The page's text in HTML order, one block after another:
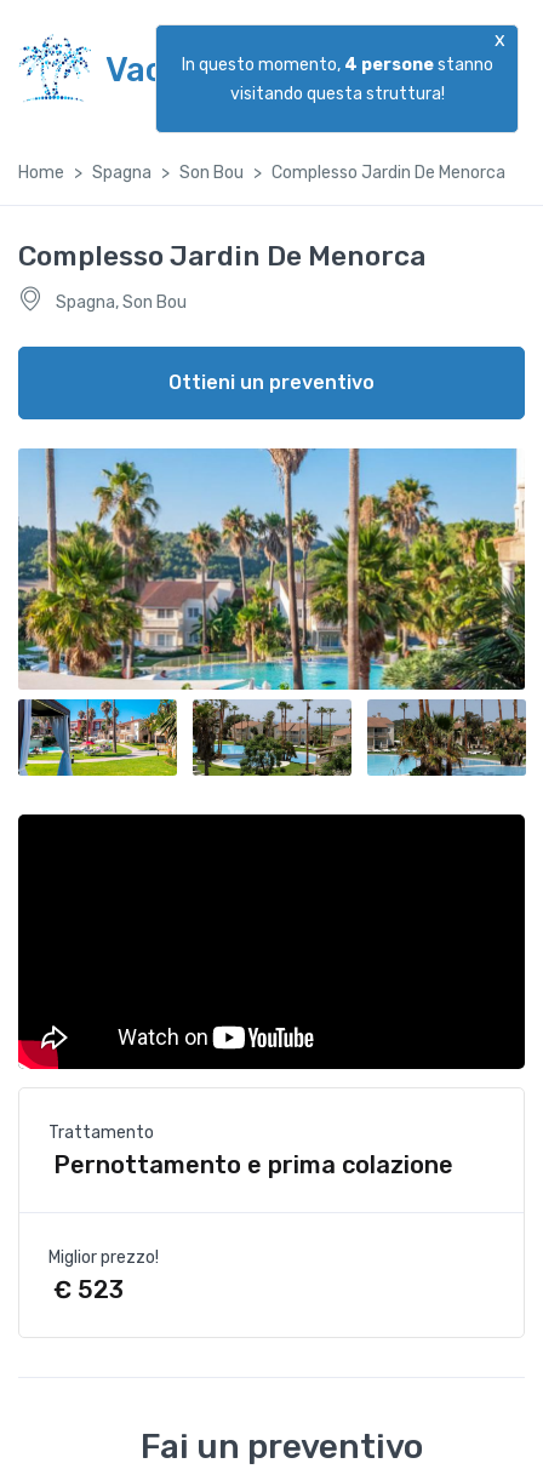
Vacanzeggiando
x
In questo momento, 4 personestanno
visitando questa struttura!
Home Spagna Son Bou Complesso Jardin De Menorca
Complesso Jardin De Menorca
Spagna, Son Bou
Ottieni un preventivo
Trattamento
Pernottamento e prima colazione
Miglior prezzo!
€ 523
Fai un preventivo